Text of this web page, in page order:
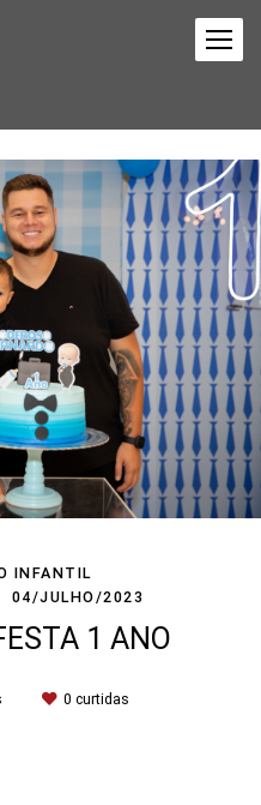
INFANTIL
04/JULHO/2023
1 ANO
0 curtidas